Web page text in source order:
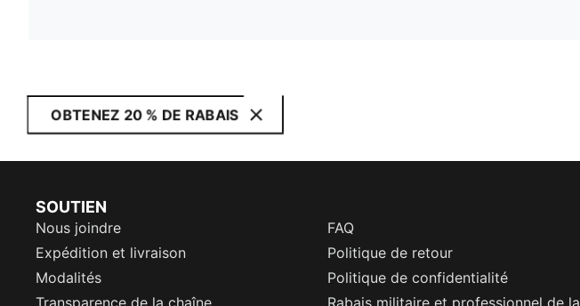
OBTENEZ 20 % DE RABAIS
SOUTIEN
Nous joindre
FAQ
Expédition et livraison
Politique de retour
Modalités
Politique de confidentialité